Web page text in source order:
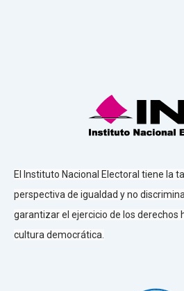
El Instituto Nacional Electoral tiene la
perspectiva de igualdad y no
garantizar el ejercicio de los derechos
cultura democrática.